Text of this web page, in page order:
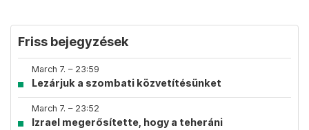
Friss bejegyzések
March 7. – 23:59
Lezárjuk a szombati közvetítésünket
March 7. – 23:52
Izrael megerősítette, hogy a teheráni